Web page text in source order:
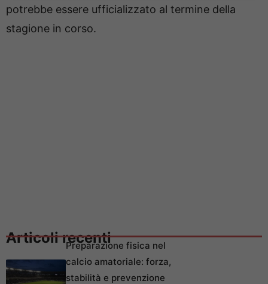
potrebbe essere ufficializzato al termine della
stagione in corso.
Articoli recentiPreparazione fisica nel
calcio amatoriale: forza,
stabilità e prevenzione